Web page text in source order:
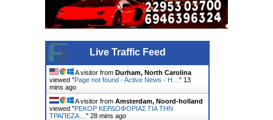
Live Traffic Feed
A visitor from Durham, North Carolina
viewed "Page not found - Active News - Η… " 13
mins ago
A visitor from Amsterdam, Noord-holland
viewed "ΡΕΚΟΡ ΚΕΡΔΟΦΟΡΙΑΣ ΓΙΑ ΤΗΝ
ΤΡΑΠΕΖΑ… " 28 mins ago